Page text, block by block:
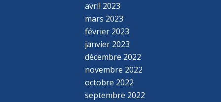
avril 2023
mars 2023
février 2023
janvier 2023
décembre 2022
novembre 2022
octobre 2022
septembre 2022